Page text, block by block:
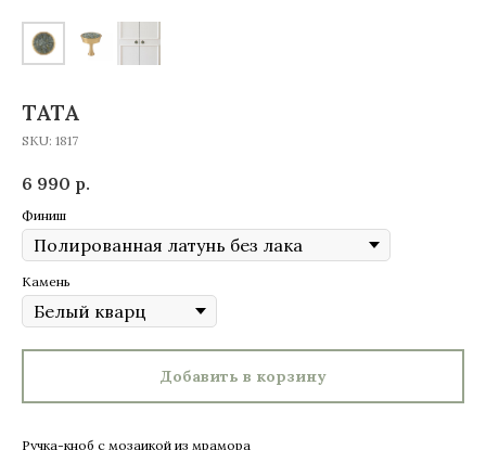
TATA
SKU: 1817
6 990 р.
Финиш
Камень
Добавить в корзину
Ручка-кноб с мозаикой из мрамора